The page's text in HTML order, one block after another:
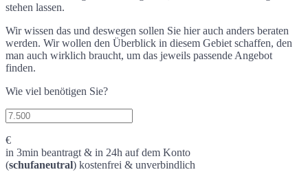
stehen lassen.
Wir wissen das und deswegen sollen Sie hier auch anders beraten
werden. Wir wollen den Überblick in diesem Gebiet schaffen, den
man auch wirklich braucht, um das jeweils passende Angebot
finden.
Wie viel benötigen Sie?
€
in 3min beantragt & in 24h auf dem Konto
(schufaneutral) kostenfrei & unverbindlich